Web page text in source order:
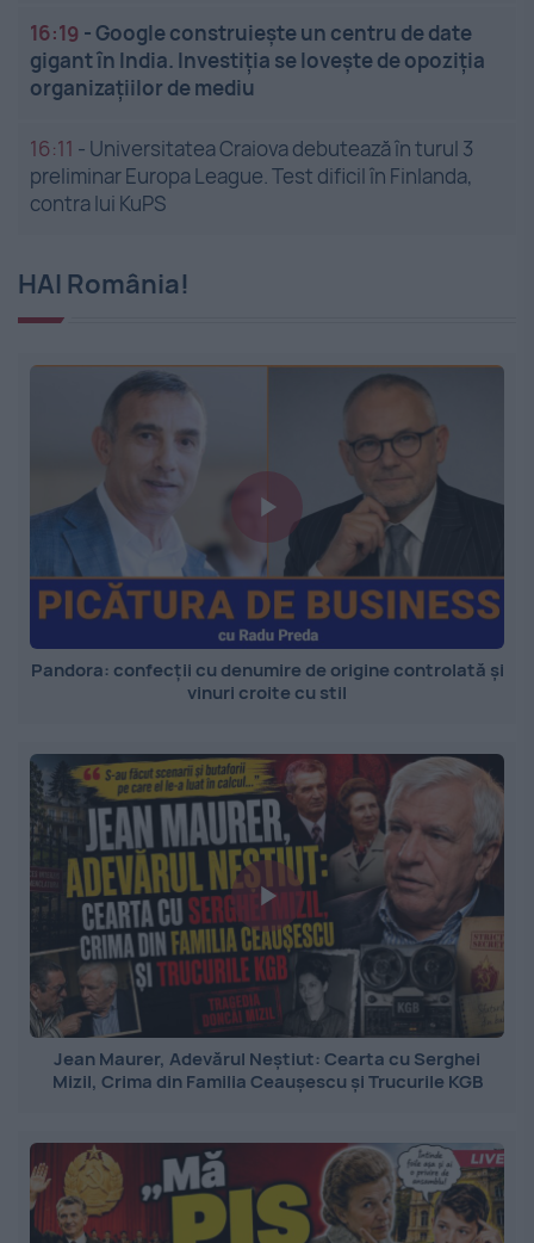
16:19 -Google construiește un centru de date
gigant în India. Investiția se lovește de opoziția
organizațiilor de mediu
16:11 - Universitatea Craiova debutează în turul 3
preliminar Europa League. Test dificil în Finlanda,
contra lui KuPS
HAI România!
Pandora: confecții cu denumire de origine controlată și
vinuri croite cu stil
Jean Maurer, Adevărul Neștiut: Cearta cu Serghei
Mizil, Crima din Familia Ceaușescu și Trucurile KGB